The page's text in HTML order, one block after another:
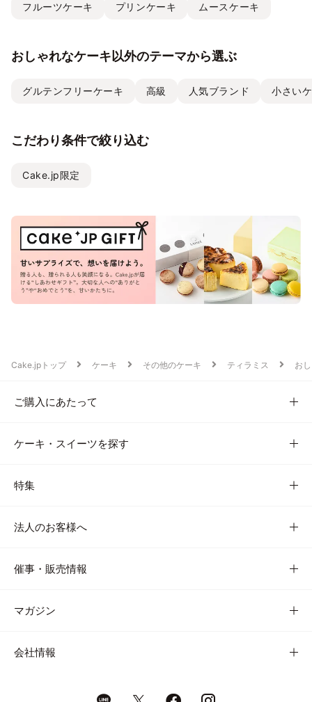
フルーツケーキ プリンケーキ ムースケーキ
おしゃれなケーキ以外のテーマから選ぶ
グルテンフリーケーキ 高級 人気ブランド 小さい
こだわり条件で絞り込む
Cake.jp限定
Cake.jpトップ ケーキ その他のケーキ ティラミス お
ご購入にあたって
ケーキ・スイーツを探す
特集
法人のお客様へ
催事・販売情報
マガジン
会社情報